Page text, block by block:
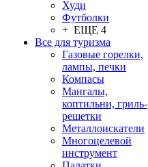
Худи
Футболки
+ ЕЩЕ 4
Все для туризма
Газовые горелки,
лампы, печки
Компасы
Мангалы,
коптильни, гриль-
решетки
Металлоискатели
Многоцелевой
инструмент